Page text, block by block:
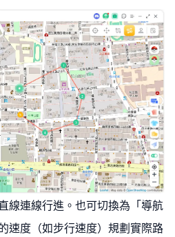
線連線行進。也可切換為「導航
速度（如步行速度）規劃實際路